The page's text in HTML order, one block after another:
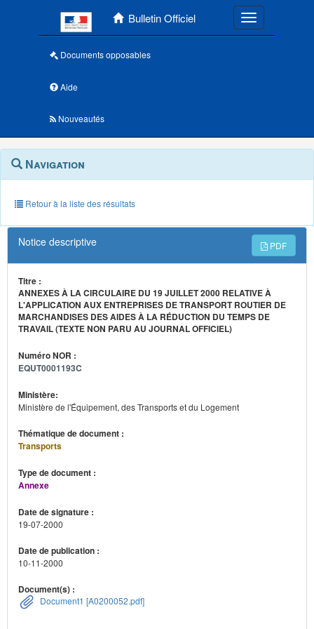
Bulletin Officiel Toggle
Documents opposables
Aide
Nouveautés
Navigation
outils
annexes
Menu
contextuel
Navigation
Retour à la liste des résultats
Notice descriptive PDF
Titre :
ANNEXES À LA CIRCULAIRE DU 19 JUILLET 2000 RELATIVE À
L'APPLICATION AUX ENTREPRISES DE TRANSPORT ROUTIER DE
MARCHANDISES DES AIDES À LA RÉDUCTION DU TEMPS DE
TRAVAIL (TEXTE NON PARU AU JOURNAL OFFICIEL)
Numéro NOR :
EQUT0001193C
Ministère:
Ministère de l'Équipement, des Transports et du Logement
Thématique de document :
Transports
Type de document :
Annexe
Date de signature :
19-07-2000
Date de publication :
10-11-2000
Document(s) :
Document1 [A0200052.pdf]